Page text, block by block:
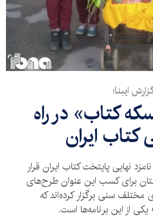
ایبنا؛
کتاب» در راه
کتاب ایران
مازندران-آمل در بین 12 نامزد نهایی پایتخت کتاب ایران قرار
برای کسب این عنوان طرح‌های
مختلف سنی برگزار کرده‌اند که
از این برنامه‌ها است.